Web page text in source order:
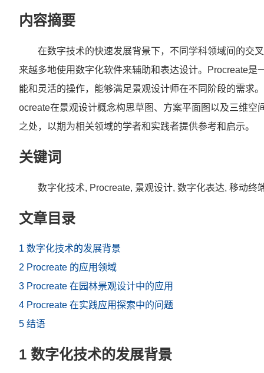
内容摘要
在数字技术的快速发展背景下，不同学科领域间的交
来越多地使用数字化软件来辅助和表达设计。Procreate
能和灵活的操作，能够满足景观设计师在不同阶段的需求
ocreate在景观设计概念构思草图、方案平面图以及三维
之处，以期为相关领域的学者和实践者提供参考和启示。
关键词
数字化技术, Procreate, 景观设计, 数字化表达, 移动终
文章目录
1 数字化技术的发展背景
2 Procreate 的应用领域
3 Procreate 在园林景观设计中的应用
4 Procreate 在实践应用探索中的问题
5 结语
1 数字化技术的发展背景